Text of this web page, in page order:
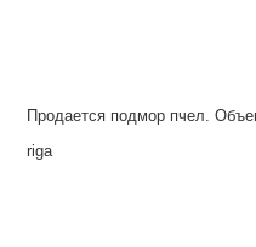
Продается подмор пчел.
riga